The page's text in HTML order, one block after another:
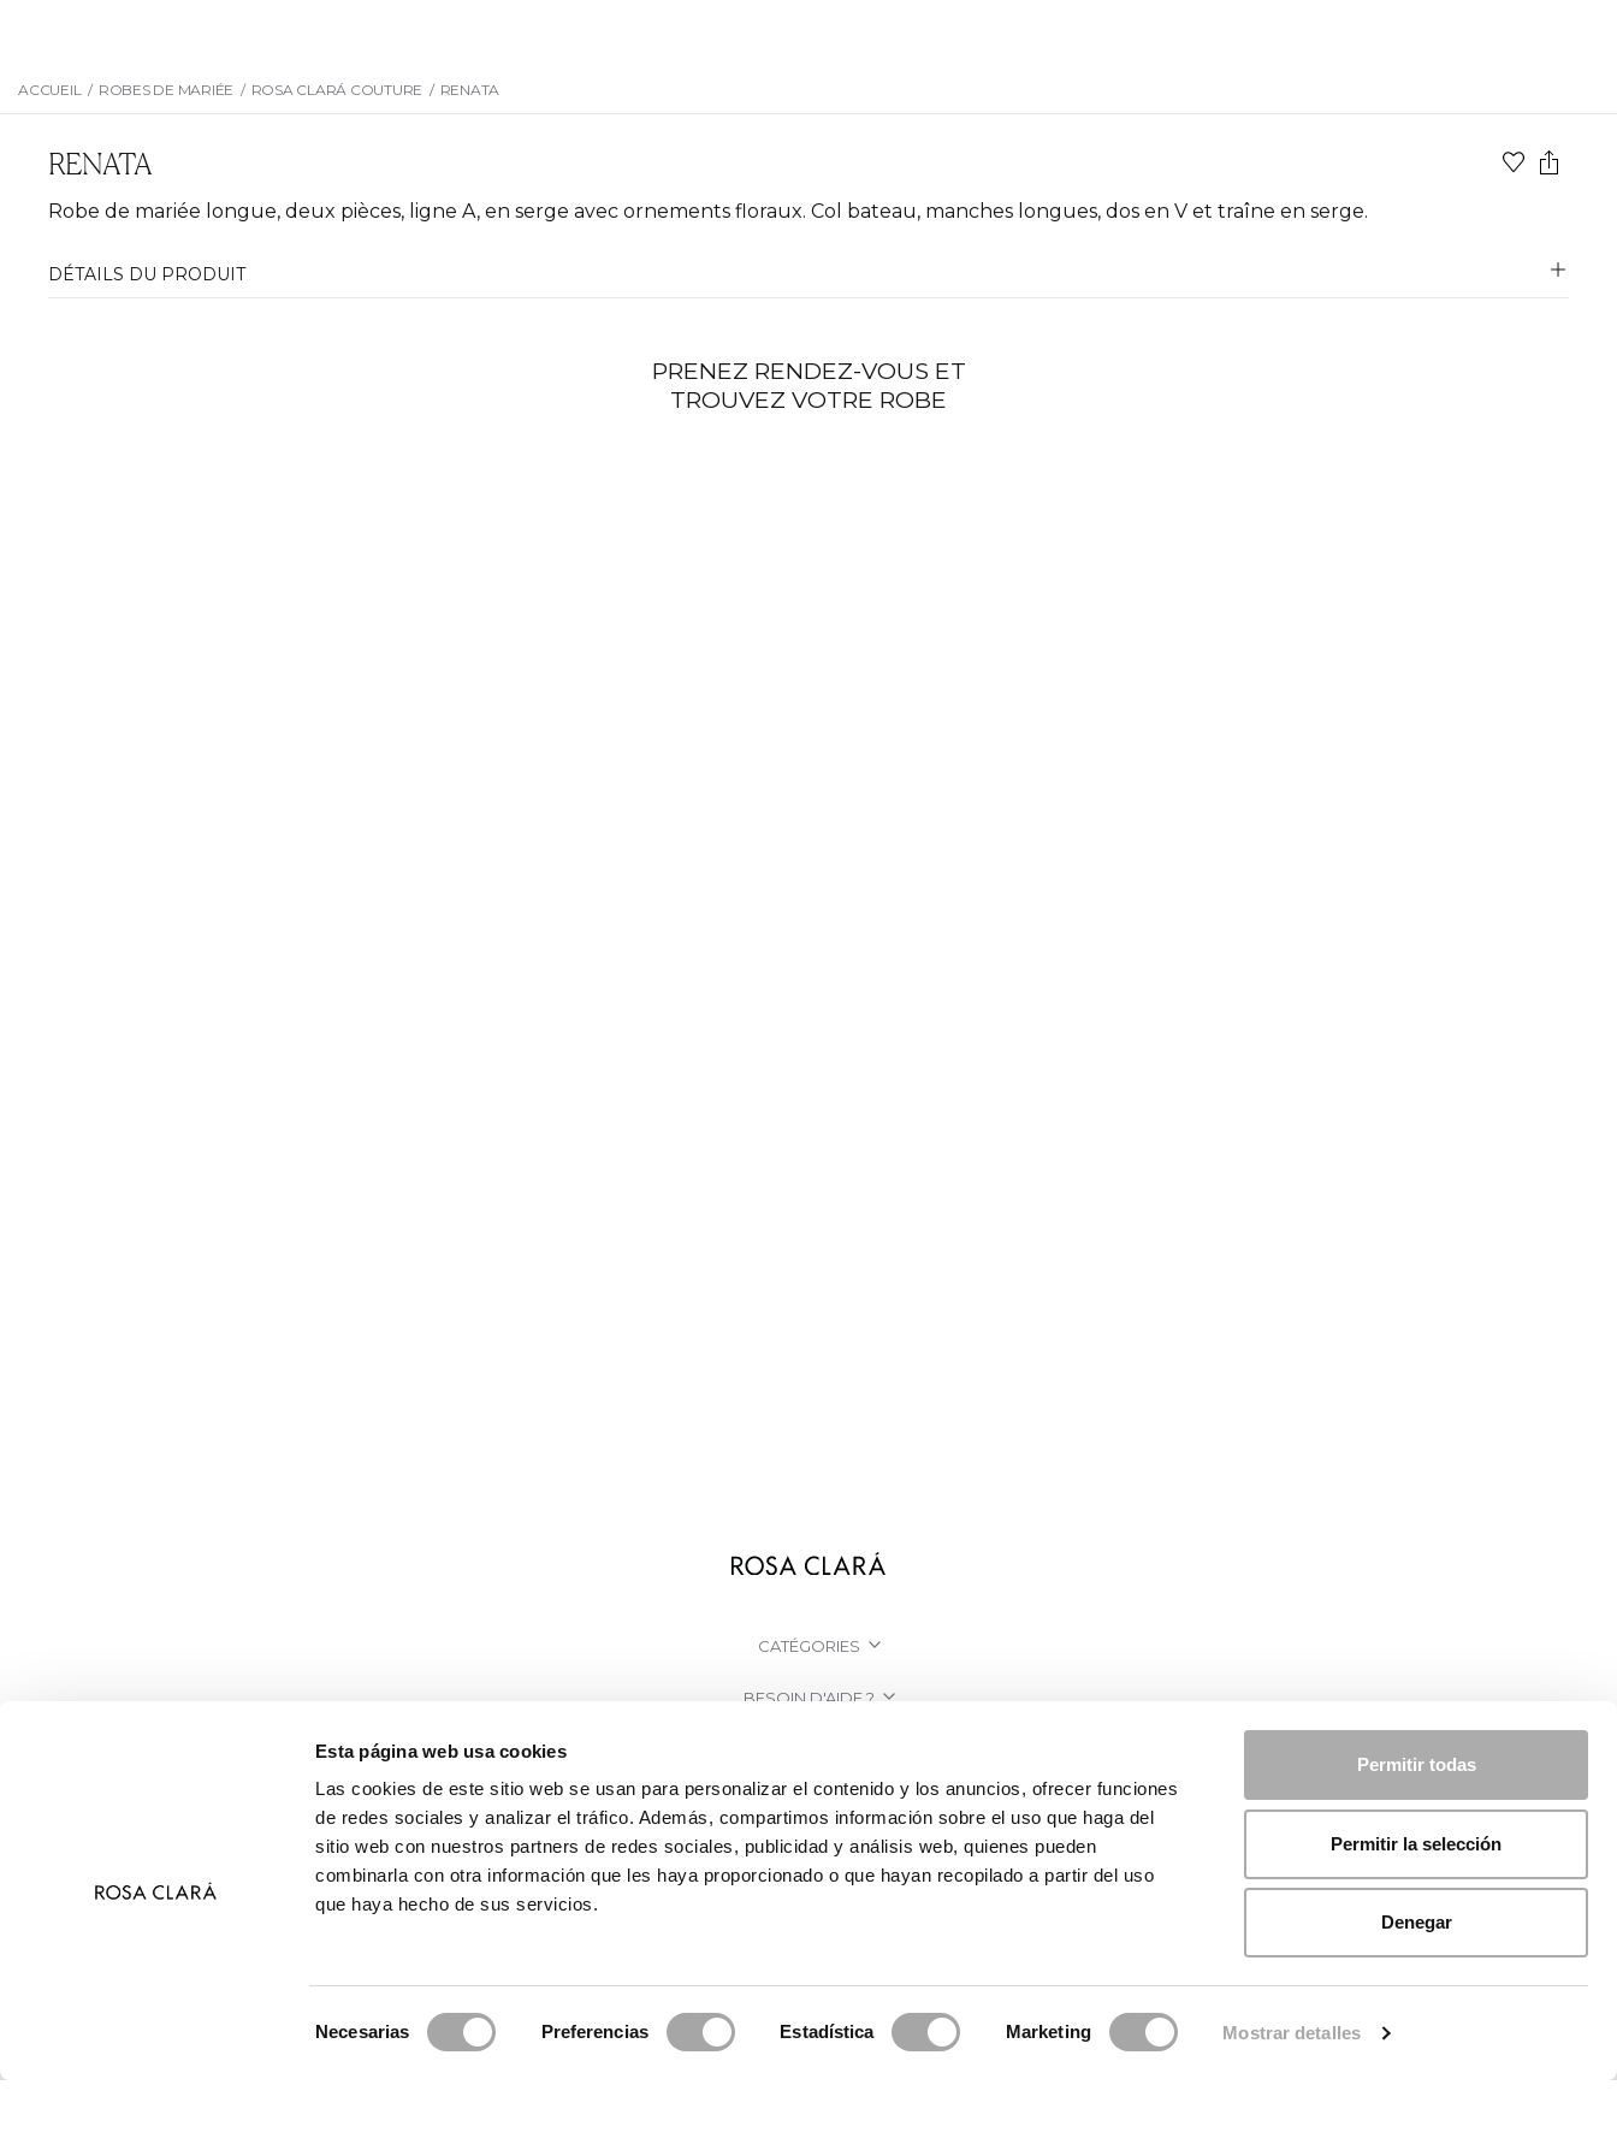
Esta página web usa cookies
Las cookies de este sitio web se usan para personalizar el contenido y los anuncios, ofrecer funciones
de redes sociales y analizar el tráfico. Además, compartimos información sobre el uso que haga del
sitio web con nuestros partners de redes sociales, publicidad y análisis web, quienes pueden
combinarla con otra información que les haya proporcionado o que hayan recopilado a partir del uso
que haya hecho de sus servicios.
Necesarias Preferencias Estadística Marketing Mostrar detalles
Permitir todas
Permitir la selección
Denegar
ACCUEIL / ROBES DE MARIÉE / ROSA CLARÁ COUTURE / RENATA
RENATA
Robe de mariée longue, deux pièces, ligne A, en serge avec ornements floraux. Col bateau, manches longues, dos en V et traîne en serge.
DÉTAILS DU PRODUIT
PRENEZ RENDEZ-VOUS ET
TROUVEZ VOTRE ROBE
CATÉGORIES
BESOIN D'AIDE ?
ENTREPRISE
© 2026 Rosa Clará | Since 1995 · Mentions légales Politique de confidentialité Politique de Cookies